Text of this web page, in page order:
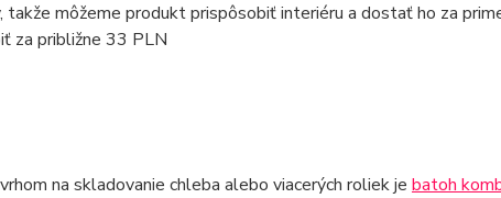
takže môžeme produkt prispôsobiť interiéru a dostať ho za
za približne 33 PLN
na skladovanie chleba alebo viacerých roliek je batoh